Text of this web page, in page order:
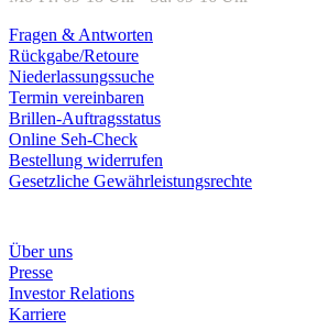
Fragen & Antworten
Rückgabe/Retoure
Niederlassungssuche
Termin vereinbaren
Brillen-Auftragsstatus
Online Seh-Check
Bestellung widerrufen
Gesetzliche Gewährleistungsrechte
Über uns
Presse
Investor Relations
Karriere